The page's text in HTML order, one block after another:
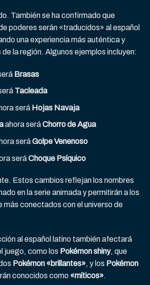
También se ha confirmado que
poderes serán «traducidos» al español
una experiencia más auténtica y
la región. Algunos ejemplos incluyen:
Brasas
Tacleada
será Hojas Navaja
ahora seráChorro de Agua
seráGolpe Venenoso
seráChoque Psíquico
Estos cambios reflejan los nombres
en la serie animada y permitirán a los
más conectados con el universo de
al español latino también afectará
juego, como los Pokémon shiny, que
Pokémon «brillantes», y los Pokémon
conocidos como «míticos».